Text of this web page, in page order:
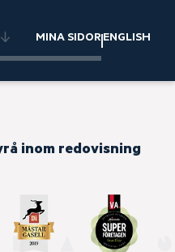
MINA SIDOR ENGLISH
inom redovisning